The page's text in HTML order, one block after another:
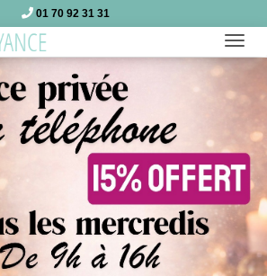
01 70 92 31 31